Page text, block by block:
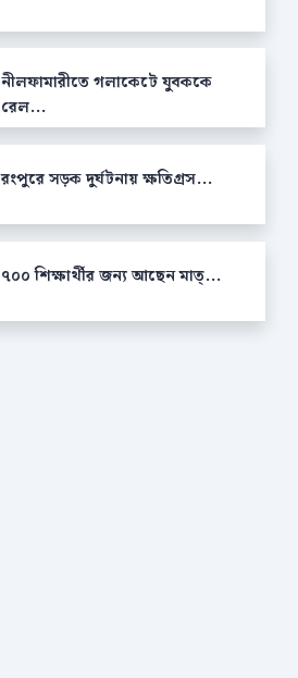
নীলফামারীতে গলাকেটে যুবককে
রেল...
রংপুরে সড়ক দুর্ঘটনায় ক্ষতিগ্রস...
৭০০ শিক্ষার্থীর জন্য আছেন মাত্...